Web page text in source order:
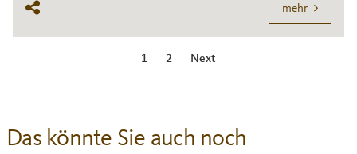
mehr
1 2 Next
Das könnte Sie auch noch